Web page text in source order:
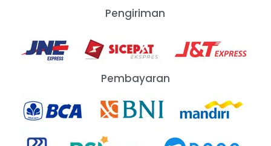
Pengiriman
Pembayaran